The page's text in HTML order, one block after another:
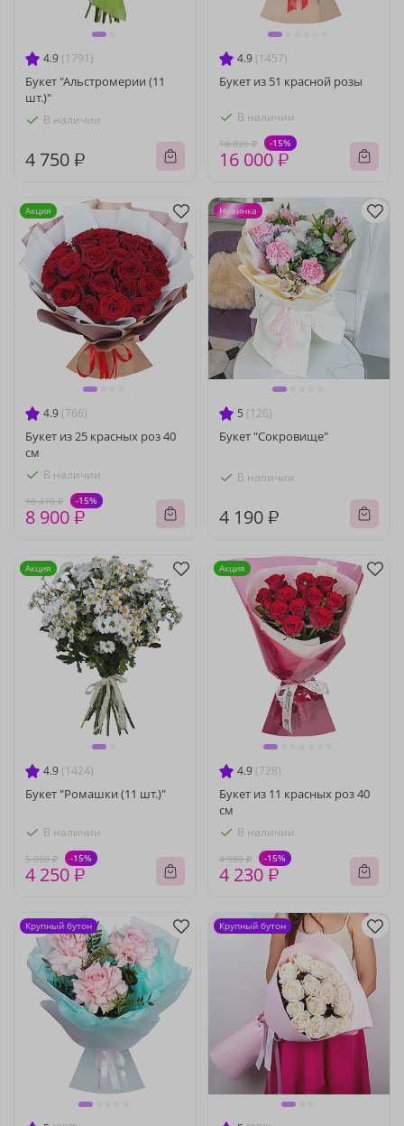
4.9 (1791)
Букет "Альстромерии (11
шт.)"
В наличии
4 750 ₽
4.9 (1457)
Букет из 51 красной розы
В наличии
18 820 ₽ -15%
16 000 ₽
4.9 (766)
Букет из 25 красных роз 40
см
В наличии
10 470 ₽ -15%
8 900 ₽
Акция
5 (126)
Букет "Сокровище"
В наличии
4 190 ₽
Новинка
4.9 (1424)
Букет "Ромашки (11 шт.)"
В наличии
5 000 ₽ -15%
4 250 ₽
Акция
4.9 (728)
Букет из 11 красных роз 40
см
В наличии
4 980 ₽ -15%
4 230 ₽
Акция
Крупный бутон Крупный бутон